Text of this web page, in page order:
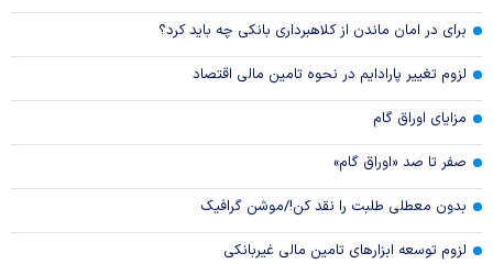
برای در امان ماندن از کلاهبرداری بانکی چه باید کرد؟
لزوم تغییر پارادایم در نحوه تامین مالی اقتصاد
مزایای اوراق گام
صفر تا صد «اوراق گام»
بدون معطلی طلبت را نقد کن!/موشن گرافیک
لزوم توسعه ابزارهای تامین مالی غیربانکی